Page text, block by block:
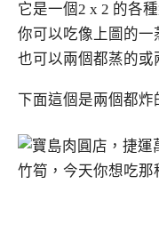
它是一個2 x 2 的各
你可以吃像上圖的一
也可以兩個都蒸的或
下面這個是兩個都炸